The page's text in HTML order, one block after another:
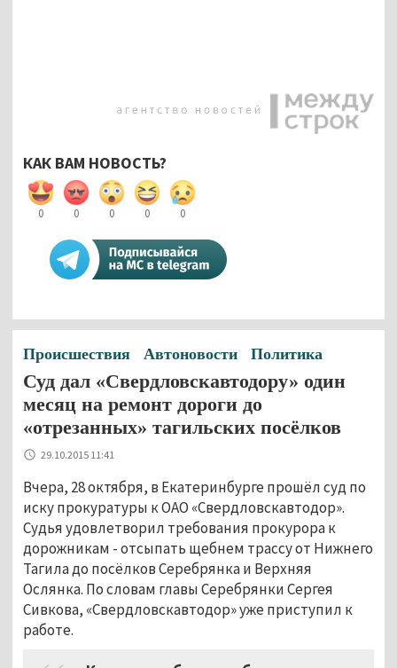
КАК ВАМ НОВОСТЬ?
0 0 0 0 0
Происшествия Автоновости Политика
Суд дал «Свердловскавтодору» один
месяц на ремонт дороги до
«отрезанных» тагильских посёлков
29.10.2015 11:41
Вчера, 28 октября, в Екатеринбурге прошёл суд по
иску прокуратуры к ОАО «Свердловскавтодор».
Судья удовлетворил требования прокурора к
дорожникам - отсыпать щебнем трассу от Нижнего
Тагила до посёлков Серебрянка и Верхняя
Ослянка. По словам главы Серебрянки Сергея
Сивкова, «Свердловскавтодор» уже приступил к
работе.